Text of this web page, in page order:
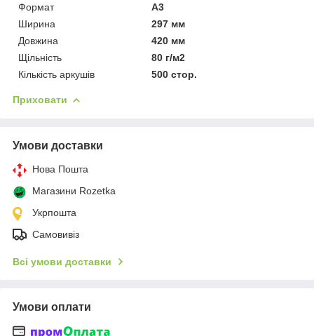
Формат
A3
Ширина
297 мм
Довжина
420 мм
Щільність
80 г/м2
Кількість аркушів
500 стор.
Приховати
Умови доставки
Нова Пошта
Магазини Rozetka
Укрпошта
Самовивіз
Всі умови доставки
Умови оплати